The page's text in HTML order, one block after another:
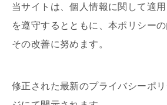
当サイトは、個人情報に関して適
を遵守するとともに、本ポリシー
その改善に努めます。
修正された最新のプライバシーポ